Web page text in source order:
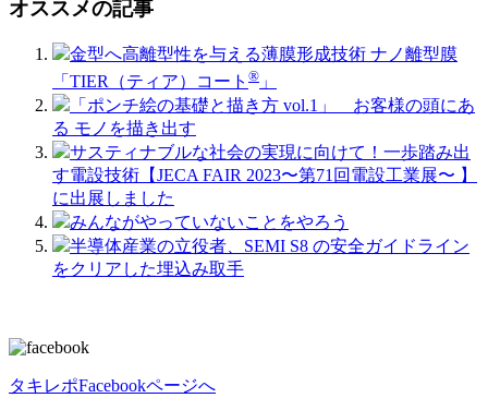
オススメの記事
金型へ高離型性を与える薄膜形成技術 ナノ離型膜
「TIER（ティア）コート ® 」
「ポンチ絵の基礎と描き方 vol.1」 お客様の頭にあ
る モノを描き出す
サスティナブルな社会の実現に向けて！一歩踏み出
す電設技術【JECA FAIR 2023〜第71回電設工業展〜 】
に出展しました
みんながやっていないことをやろう
半導体産業の立役者、SEMI S8 の安全ガイドライン
をクリアした埋込み取手
タキレポFacebookページへ